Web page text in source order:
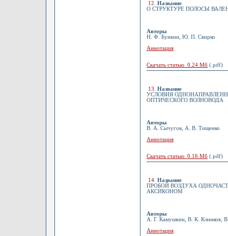
12
Название
О СТРУКТУРЕ ПОЛОСЫ
Авторы
Н. Ф. Бункин, Ю. П. Свирко
Аннотация
Скачать статью 0.24 Мб (.pdf)
13
Название
УСЛОВИЯ
ОПТИЧЕСКОГО ВОЛНОВОДА
Авторы
В. А. Сычугов, А. В. Тищенко
Аннотация
Скачать статью 0.16 Мб (.pdf)
14 Название
ПРОБОЙ ВОЗДУХА
АКСИКОНОМ
Авторы
А. Г. Камушкин, В. К. Клинков,
Аннотация